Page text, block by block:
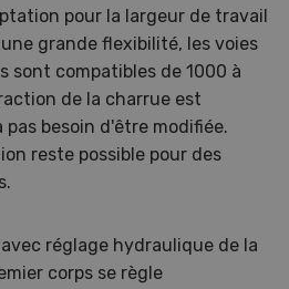
pour la largeur de travail
grande flexibilité, les voies
sont compatibles de 1000 à
de la charrue est
besoin d'être modifiée.
reste possible pour des
réglage hydraulique de la
corps se règle